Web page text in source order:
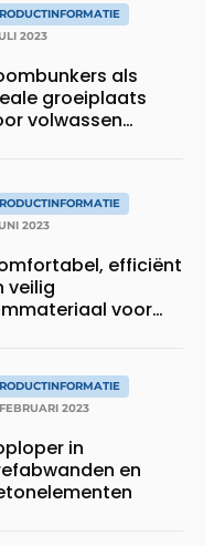
2023
als
groeiplaats
volwassen
2023
efficiënt
veilig
voor
2023
in
en